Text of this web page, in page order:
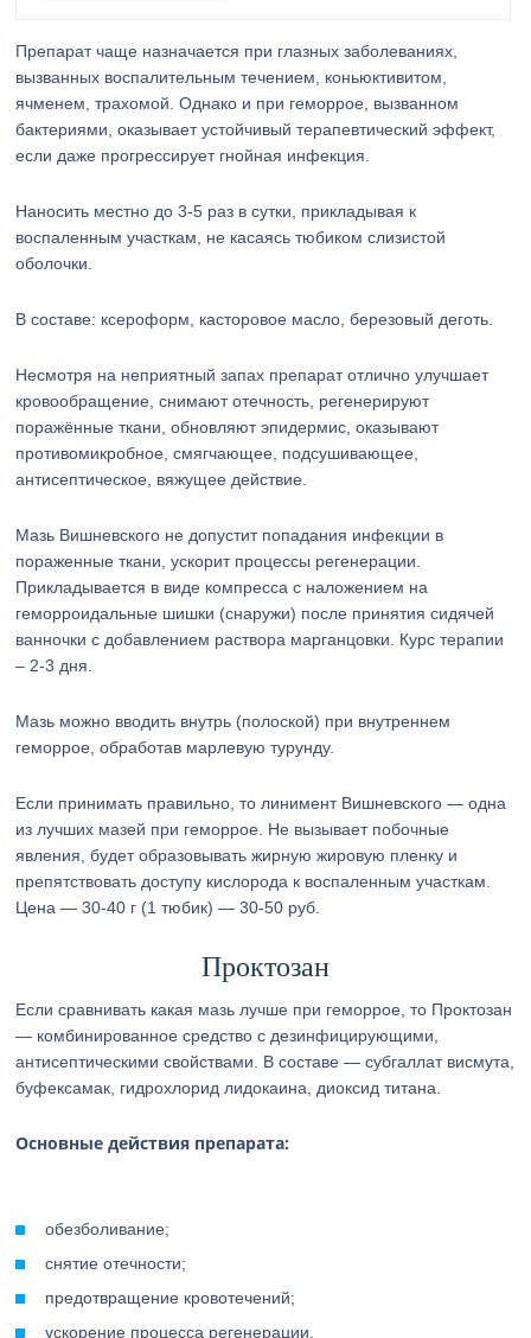
Препарат чаще назначается при глазных заболеваниях,
вызванных воспалительным течением, коньюктивитом,
ячменем, трахомой. Однако и при геморрое, вызванном
бактериями, оказывает устойчивый терапевтический эффект,
если даже прогрессирует гнойная инфекция.
Наносить местно до 3-5 раз в сутки, прикладывая к
воспаленным участкам, не касаясь тюбиком слизистой
оболочки.
В составе: ксероформ, касторовое масло, березовый деготь.
Несмотря на неприятный запах препарат отлично улучшает
кровообращение, снимают отечность, регенерируют
поражённые ткани, обновляют эпидермис, оказывают
противомикробное, смягчающее, подсушивающее,
антисептическое, вяжущее действие.
Мазь Вишневского не допустит попадания инфекции в
пораженные ткани, ускорит процессы регенерации.
Прикладывается в виде компресса с наложением на
геморроидальные шишки (снаружи) после принятия сидячей
ванночки с добавлением раствора марганцовки. Курс терапии
– 2-3 дня.
Мазь можно вводить внутрь (полоской) при внутреннем
геморрое, обработав марлевую турунду.
Если принимать правильно, то линимент Вишневского — одна
из лучших мазей при геморрое. Не вызывает побочные
явления, будет образовывать жирную жировую пленку и
препятствовать доступу кислорода к воспаленным участкам.
Цена — 30-40 г (1 тюбик) — 30-50 руб.
Проктозан
Если сравнивать какая мазь лучше при геморрое, то Проктозан
— комбинированное средство с дезинфицирующими,
антисептическими свойствами. В составе — субгаллат висмута,
буфексамак, гидрохлорид лидокаина, диоксид титана.
Основные действия препарата:
обезболивание;
снятие отечности;
предотвращение кровотечений;
ускорение процесса регенерации.